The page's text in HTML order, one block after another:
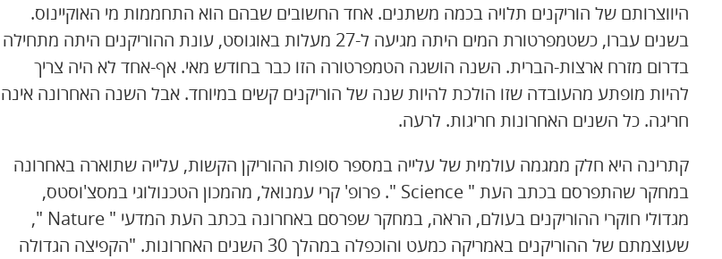
היווצרותם של הוריקנים תלויה בכמה משתנים. אחד החשובים שבהם הוא התחממות מי האוקיינוס.
בשנים עברו, כשטמפרטורת המים היתה מגיעה ל-27 מעלות באוגוסט, עונת ההוריקנים היתה מתחילה
בדרום מזרח ארצות-הברית. השנה הושגה הטמפרטורה הזו כבר בחודש מאי. אף-אחד לא היה צריך
להיות מופתע מהעובדה שזו הולכת להיות שנה של הוריקנים קשים במיוחד. אבל השנה האחרונה אינה
חריגה. כל השנים האחרונות חריגות. לרעה.
קתרינה היא חלק ממגמה עולמית של עלייה במספר סופות ההוריקן הקשות, עלייה שתוארה באחרונה
במחקר שהתפרסם בכתב העת " Science ". פרופ' קרי עמנואל, מהמכון הטכנולוגי במסצ'וסטס,
מגדולי חוקרי ההוריקנים בעולם, הראה, במחקר שפרסם באחרונה בכתב העת המדעי " Nature ",
שעוצמתם של ההוריקנים באמריקה כמעט והוכפלה במהלך 30 השנים האחרונות. "הקפיצה הגדולה